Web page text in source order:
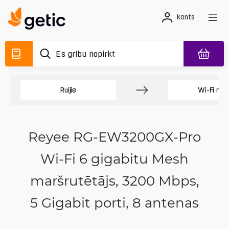
konts
Ruijie Wi-Fi
Reyee RG-EW3200GX-Pro
Wi‑Fi 6 gigabitu Mesh
maršrutētājs, 3200 Mbps,
5 Gigabit porti, 8 antenas